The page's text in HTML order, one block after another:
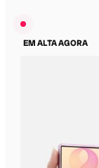
EM ALTA AGORA